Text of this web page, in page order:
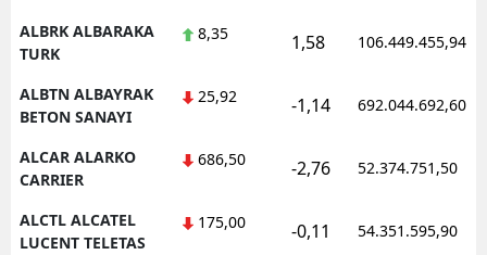
ALBRK ALBARAKA
TURK
8,35 1,58 106.449.455,94
ALBTN ALBAYRAK
BETON SANAYI
25,92 -1,14 692.044.692,60
ALCAR ALARKO
CARRIER
686,50 -2,76 52.374.751,50
ALCTL ALCATEL
LUCENT TELETAS
175,00 -0,11 54.351.595,90